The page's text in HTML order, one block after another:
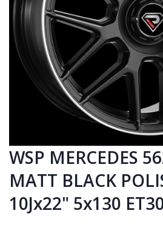
WSP MERCEDES
MATT BLACK
10Jx22" 5x130